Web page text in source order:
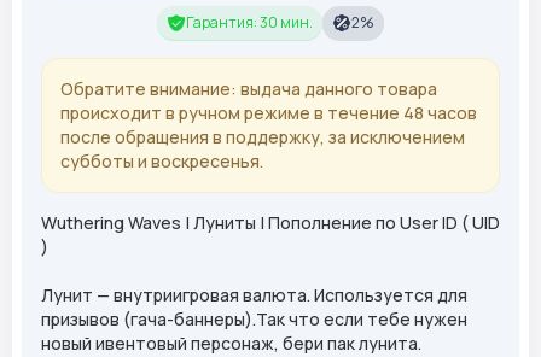
Гарантия: 30 мин. 2%
Обратите внимание: выдача данного товара
происходит в ручном режиме в течение 48 часов
после обращения в поддержку, за исключением
субботы и воскресенья.
Wuthering Waves | Луниты | Пополнение по User ID ( UID
)
Лунит — внутриигровая валюта. Используется для
призывов (гача-баннеры).Так что если тебе нужен
новый ивентовый персонаж, бери пак лунита.